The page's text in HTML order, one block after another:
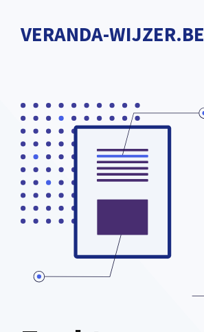
naarVERANDA-WIJZER.BE